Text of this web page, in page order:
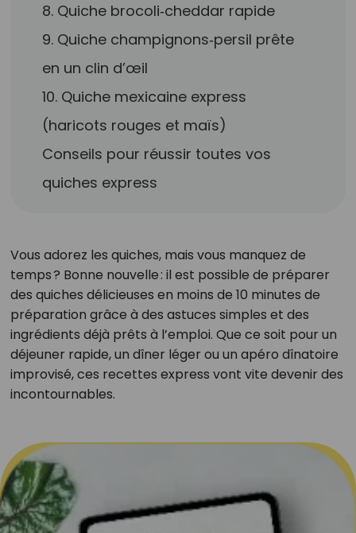
8. Quiche brocoli‑cheddar rapide
9. Quiche champignons‑persil prête
en un clin d’œil
10. Quiche mexicaine express
(haricots rouges et maïs)
Conseils pour réussir toutes vos
quiches express
Vous adorez les quiches, mais vous manquez de
temps ? Bonne nouvelle : il est possible de préparer
des quiches délicieuses en moins de 10 minutes de
préparation grâce à des astuces simples et des
ingrédients déjà prêts à l’emploi. Que ce soit pour un
déjeuner rapide, un dîner léger ou un apéro dînatoire
improvisé, ces recettes express vont vite devenir des
incontournables.